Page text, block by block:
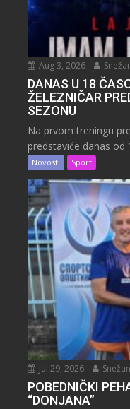
Aug 3, 2026
DANAS U 18
ŽELEZNIČAR
SEZONU
Na prvom treningu
predstaviće danas od
Novosti Sport
Jul 29, 2026
POBEDNIČKI
“DONJANA”